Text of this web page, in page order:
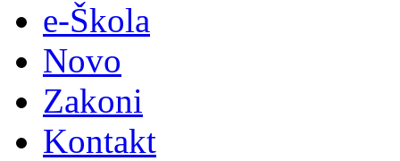
e-Škola
Novo
Zakoni
Kontakt